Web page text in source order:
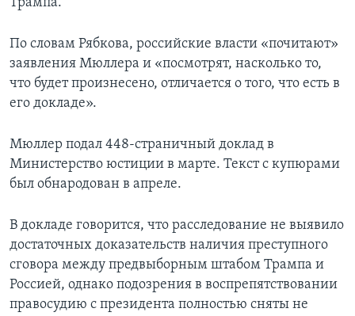
Трампа.
По словам Рябкова, российские власти «почитают»
заявления Мюллера и «посмотрят, насколько то,
что будет произнесено, отличается о того, что есть в
его докладе».
Мюллер подал 448-страничный доклад в
Министерство юстиции в марте. Текст с купюрами
был обнародован в апреле.
В докладе говорится, что расследование не выявило
достаточных доказательств наличия преступного
сговора между предвыборным штабом Трампа и
Россией, однако подозрения в воспрепятствовании
правосудию с президента полностью сняты не